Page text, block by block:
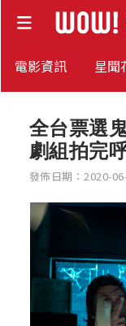
電影資訊 星聞
全台票選
劇組拍完
發佈日期：2020-